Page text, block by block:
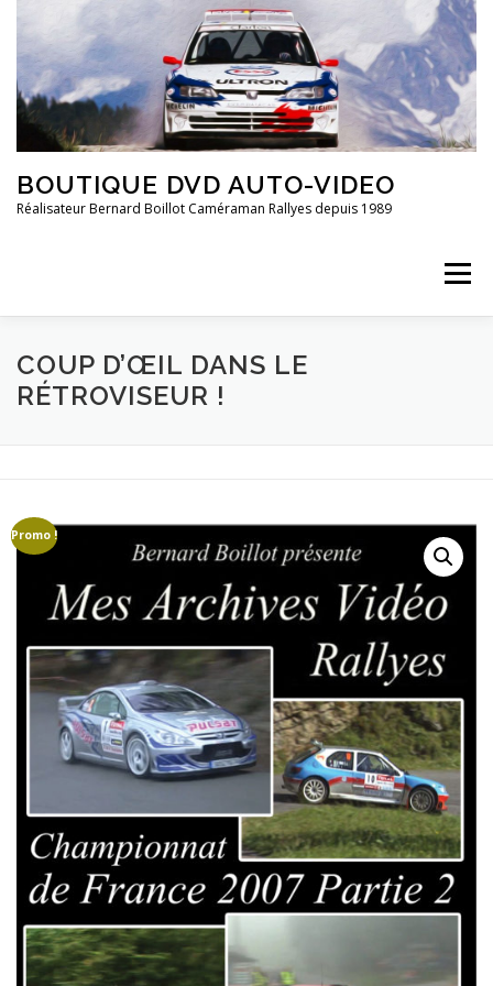
contenu
BOUTIQUE DVD AUTO-VIDEO
Réalisateur Bernard Boillot Caméraman Rallyes depuis 1989
Menu
QUI SOMMES-NOUS? CHAMPIONNAT DE FRANCE
GROUPE B GROUPE A GROUPE F
AUTO-STOP MAGAZINE CAMÉRAS EMBARQUÉE
COURSES DE CÔTES
DRIVERS LÉGENDS EN RÉGION ETRANGER
FINALES MARQUES MONDIAL VINTAGE
PILOTES CAMÉRAS EMBARQUÉES
COUP D’ŒIL DANS LE
RÉTROVISEUR !
Promo !